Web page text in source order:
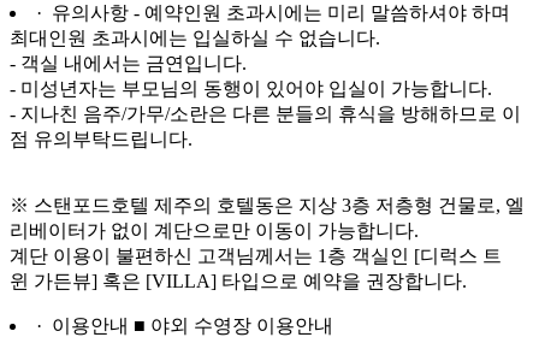
· 유의사항 - 예약인원 초과시에는 미리 말씀하셔야 하며
최대인원 초과시에는 입실하실 수 없습니다.
- 객실 내에서는 금연입니다.
- 미성년자는 부모님의 동행이 있어야 입실이 가능합니다.
- 지나친 음주/가무/소란은 다른 분들의 휴식을 방해하므로 이
점 유의부탁드립니다.
※ 스탠포드호텔 제주의 호텔동은 지상 3층 저층형 건물로, 엘
리베이터가 없이 계단으로만 이동이 가능합니다.
계단 이용이 불편하신 고객님께서는 1층 객실인 [디럭스 트
윈 가든뷰] 혹은 [VILLA] 타입으로 예약을 권장합니다.
· 이용안내 ■ 야외 수영장 이용안내